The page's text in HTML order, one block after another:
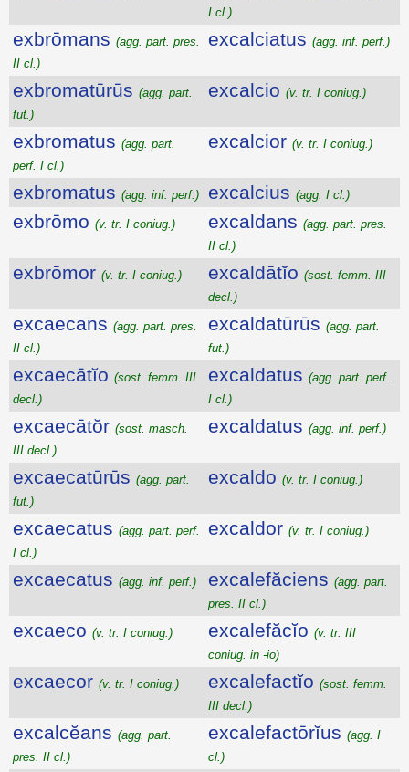
I cl.)
exbrōmans (agg. part. pres.
II cl.)
excalciatus (agg. inf. perf.)
exbromatūrūs (agg. part.
fut.)
excalcio (v. tr. I coniug.)
exbromatus (agg. part.
perf. I cl.)
excalcior (v. tr. I coniug.)
exbromatus (agg. inf. perf.) excalcius (agg. I cl.)
exbrōmo (v. tr. I coniug.) excaldans (agg. part. pres.
II cl.)
exbrōmor (v. tr. I coniug.) excaldātĭo (sost. femm. III
decl.)
excaecans (agg. part. pres.
II cl.)
excaldatūrūs (agg. part.
fut.)
excaecātĭo (sost. femm. III
decl.)
excaldatus (agg. part. perf.
I cl.)
excaecātŏr (sost. masch.
III decl.)
excaldatus (agg. inf. perf.)
excaecatūrūs (agg. part.
fut.)
excaldo (v. tr. I coniug.)
excaecatus (agg. part. perf.
I cl.)
excaldor (v. tr. I coniug.)
excaecatus (agg. inf. perf.) excalefăciens (agg. part.
pres. II cl.)
excaeco (v. tr. I coniug.) excalefăcĭo (v. tr. III
coniug. in -io)
excaecor (v. tr. I coniug.) excalefactĭo (sost. femm.
III decl.)
excalcĕans (agg. part.
pres. II cl.)
excalefactōrĭus (agg. I
cl.)